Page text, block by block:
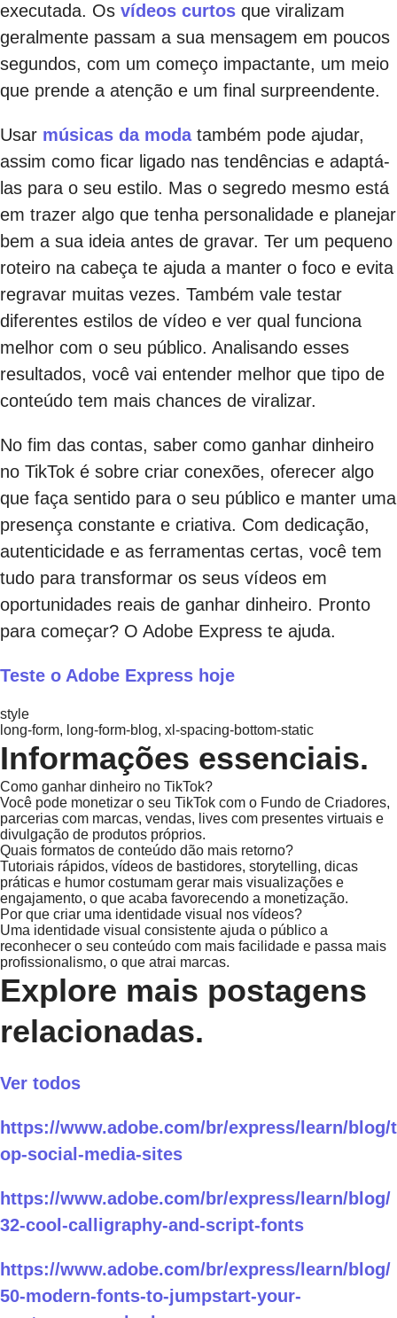
executada. Os vídeos curtos que viralizam
geralmente passam a sua mensagem em poucos
segundos, com um começo impactante, um meio
que prende a atenção e um final surpreendente.
Usar músicas da modatambém pode ajudar,
assim como ficar ligado nas tendências e adaptá-
las para o seu estilo. Mas o segredo mesmo está
em trazer algo que tenha personalidade e planejar
bem a sua ideia antes de gravar. Ter um pequeno
roteiro na cabeça te ajuda a manter o foco e evita
regravar muitas vezes. Também vale testar
diferentes estilos de vídeo e ver qual funciona
melhor com o seu público. Analisando esses
resultados, você vai entender melhor que tipo de
conteúdo tem mais chances de viralizar.
No fim das contas, saber como ganhar dinheiro
no TikTok é sobre criar conexões, oferecer algo
que faça sentido para o seu público e manter uma
presença constante e criativa. Com dedicação,
autenticidade e as ferramentas certas, você tem
tudo para transformar os seus vídeos em
oportunidades reais de ganhar dinheiro. Pronto
para começar? O Adobe Express te ajuda.
Teste o Adobe Express hoje
style
long-form, long-form-blog, xl-spacing-bottom-static
Informações essenciais.
Como ganhar dinheiro no TikTok?
Você pode monetizar o seu TikTok com o Fundo de Criadores,
parcerias com marcas, vendas, lives com presentes virtuais e
divulgação de produtos próprios.
Quais formatos de conteúdo dão mais retorno?
Tutoriais rápidos, vídeos de bastidores, storytelling, dicas
práticas e humor costumam gerar mais visualizações e
engajamento, o que acaba favorecendo a monetização.
Por que criar uma identidade visual nos vídeos?
Uma identidade visual consistente ajuda o público a
reconhecer o seu conteúdo com mais facilidade e passa mais
profissionalismo, o que atrai marcas.
Explore mais postagens
relacionadas.
Ver todos
https://www.adobe.com/br/express/learn/blog/t
op-social-media-sites
https://www.adobe.com/br/express/learn/blog/
32-cool-calligraphy-and-script-fonts
https://www.adobe.com/br/express/learn/blog/
50-modern-fonts-to-jumpstart-your-